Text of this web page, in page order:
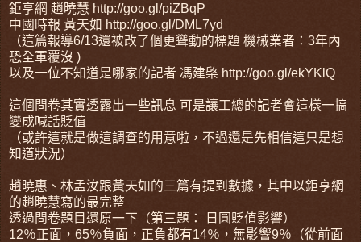
鉅亨網 趙曉慧 http://goo.gl/piZBqP
中國時報 黃天如 http://goo.gl/DML7yd
（這篇報導6/13還被改了個更聳動的標題 機械業者：3年內
恐全軍覆沒 )
以及一位不知道是哪家的記者 馮建棨 http://goo.gl/ekYKlQ
這個問卷其實透露出一些訊息 可是讓工總的記者會這樣一搞
變成喊話貶值
（或許這就是做這調查的用意啦，不過還是先相信這只是想
知道狀況）
趙曉惠、林孟汝跟黃天如的三篇有提到數據，其中以鉅亨網
的趙曉慧寫的最完整
透過問卷題目還原一下（第三題： 日圓貶值影響）
12％正面，65％負面，正負都有14％，無影響9％（從前面